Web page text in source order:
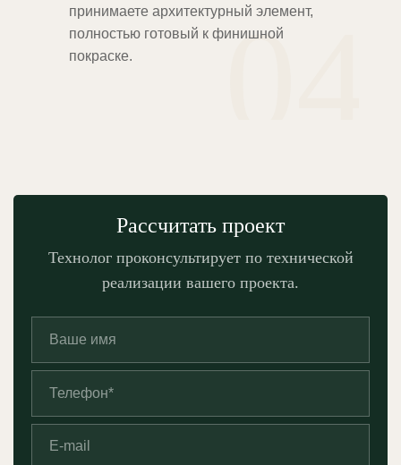
04
принимаете архитектурный элемент,
полностью готовый к финишной
покраске.
Рассчитать проект
Технолог проконсультирует по технической
реализации вашего проекта.